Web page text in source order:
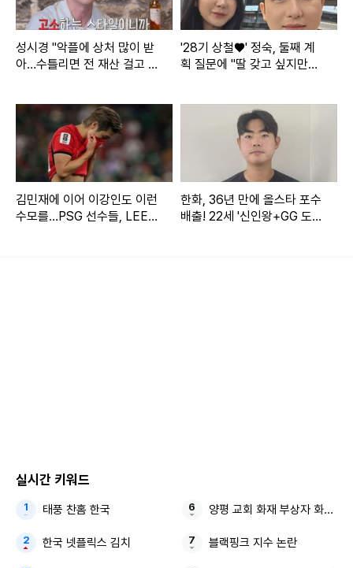
관련된 루머를 직접 언급하기도 했다.
성시경 "악플에 상처 많이 받
아…수틀리면 전 재산 걸고 고
'28기 상철♥' 정숙, 둘째 계
획 질문에 "딸 갖고 싶지만…
김민재에 이어 이강인도 이런
수모를…PSG 선수들, LEE
한화, 36년 만에 올스타 포수
배출! 22세 '신인왕+GG 도
실시간 키워드
태풍 찬홈 한국
한국 넷플릭스 김치
양평 교회 화재 부상자 화재 진
블랙핑크 지수 논란